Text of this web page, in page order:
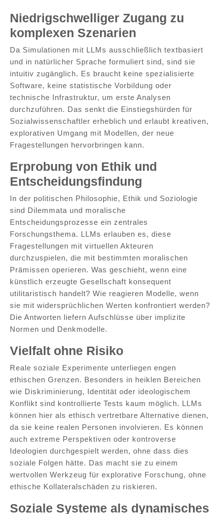
Niedrigschwelliger Zugang zu
komplexen Szenarien
Da Simulationen mit LLMs ausschließlich textbasiert
und in natürlicher Sprache formuliert sind, sind sie
intuitiv zugänglich. Es braucht keine spezialisierte
Software, keine statistische Vorbildung oder
technische Infrastruktur, um erste Analysen
durchzuführen. Das senkt die Einstiegshürden für
Sozialwissenschaftler erheblich und erlaubt kreativen,
explorativen Umgang mit Modellen, der neue
Fragestellungen hervorbringen kann.
Erprobung von Ethik und
Entscheidungsfindung
In der politischen Philosophie, Ethik und Soziologie
sind Dilemmata und moralische
Entscheidungsprozesse ein zentrales
Forschungsthema. LLMs erlauben es, diese
Fragestellungen mit virtuellen Akteuren
durchzuspielen, die mit bestimmten moralischen
Prämissen operieren. Was geschieht, wenn eine
künstlich erzeugte Gesellschaft konsequent
utilitaristisch handelt? Wie reagieren Modelle, wenn
sie mit widersprüchlichen Werten konfrontiert werden?
Die Antworten liefern Aufschlüsse über implizite
Normen und Denkmodelle.
Vielfalt ohne Risiko
Reale soziale Experimente unterliegen engen
ethischen Grenzen. Besonders in heiklen Bereichen
wie Diskriminierung, Identität oder ideologischem
Konflikt sind kontrollierte Tests kaum möglich. LLMs
können hier als ethisch vertretbare Alternative dienen,
da sie keine realen Personen involvieren. Es können
auch extreme Perspektiven oder kontroverse
Ideologien durchgespielt werden, ohne dass dies
soziale Folgen hätte. Das macht sie zu einem
wertvollen Werkzeug für explorative Forschung, ohne
ethische Kollateralschäden zu riskieren.
Soziale Systeme als dynamisches